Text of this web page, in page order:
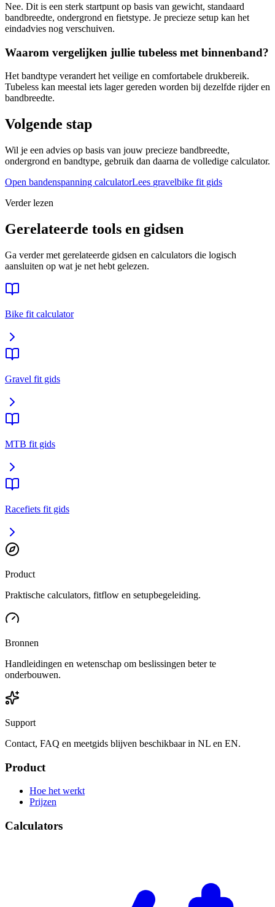
Nee. Dit is een sterk startpunt op basis van gewicht, standaard
bandbreedte, ondergrond en fietstype. Je precieze setup kan het
eindadvies nog verschuiven.
Waarom vergelijken jullie tubeless met binnenband?
Het bandtype verandert het veilige en comfortabele drukbereik.
Tubeless kan meestal iets lager gereden worden bij dezelfde rijder en
bandbreedte.
Volgende stap
Wil je een advies op basis van jouw precieze bandbreedte,
ondergrond en bandtype, gebruik dan daarna de volledige calculator.
Open bandenspanning calculatorLees gravelbike fit gids
Verder lezen
Gerelateerde tools en gidsen
Ga verder met gerelateerde gidsen en calculators die logisch
aansluiten op wat je net hebt gelezen.
Bike fit calculator
Gravel fit gids
MTB fit gids
Racefiets fit gids
Product
Praktische calculators, fitflow en setupbegeleiding.
Bronnen
Handleidingen en wetenschap om beslissingen beter te
onderbouwen.
Support
Contact, FAQ en meetgids blijven beschikbaar in NL en EN.
Product
Hoe het werkt
Prijzen
Calculators